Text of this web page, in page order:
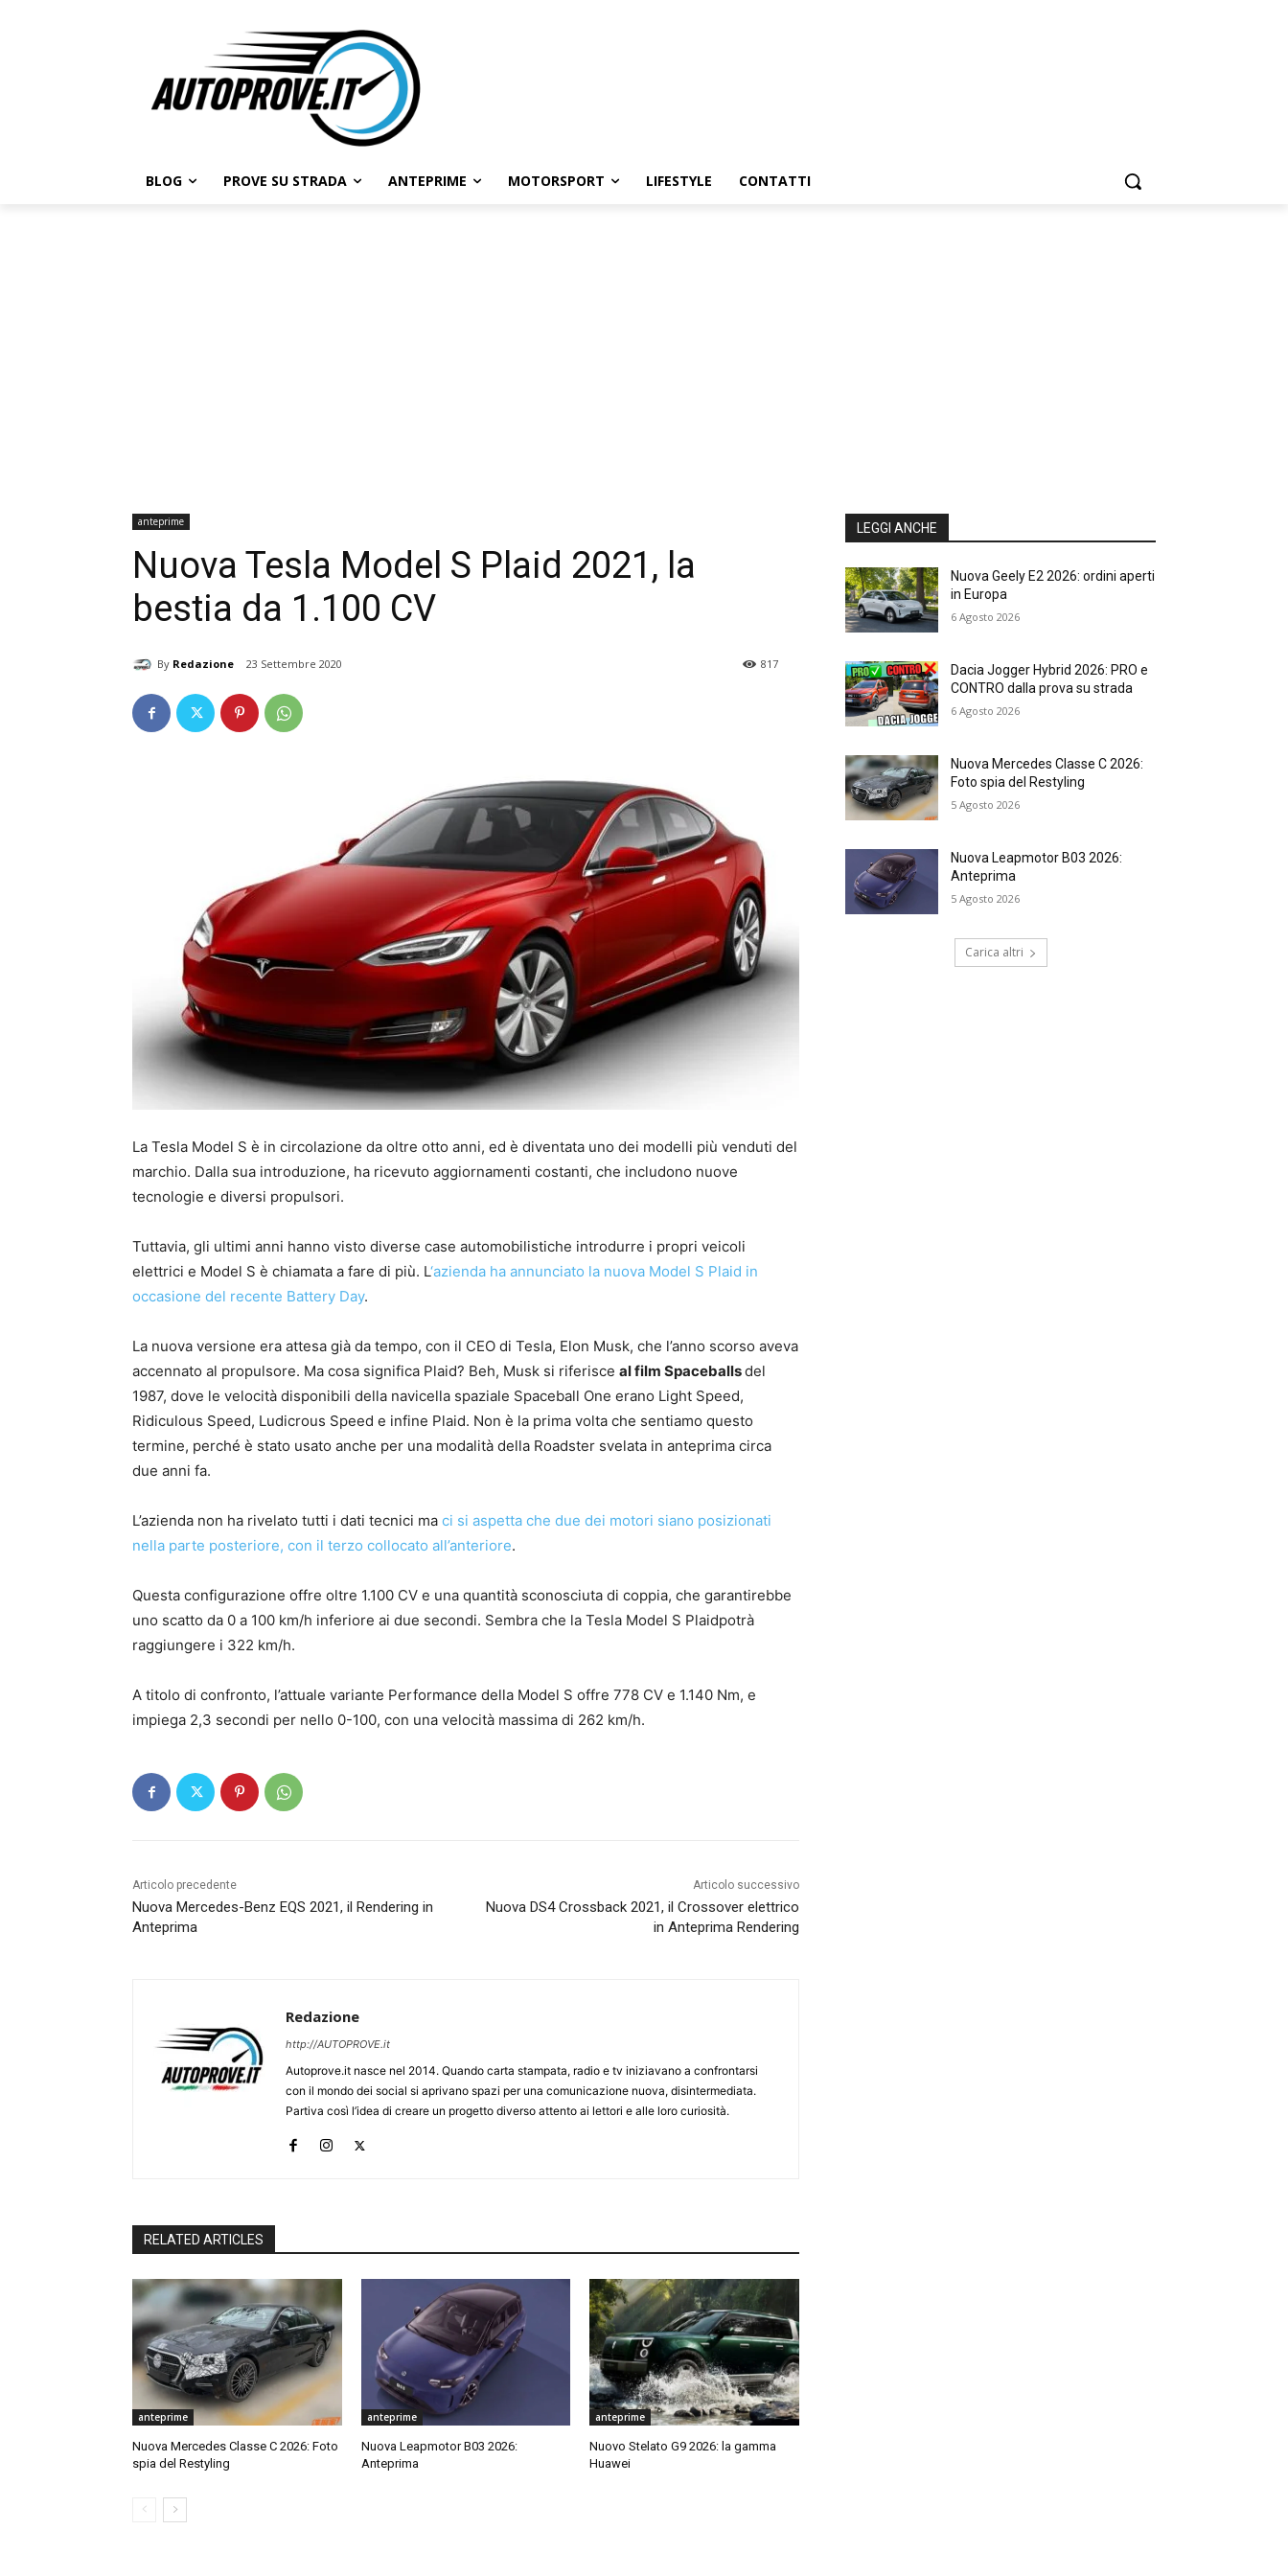
BLOG PROVE SU STRADA ANTEPRIME MOTORSPORT LIFESTYLE CONTATTI
anteprime
Nuova Tesla Model S Plaid 2021, la
bestia da 1.100 CV
By Redazione 23 Settembre 2020 817
La Tesla Model S è in circolazione da oltre otto anni, ed è diventata uno dei modelli più venduti del
marchio. Dalla sua introduzione, ha ricevuto aggiornamenti costanti, che includono nuove
tecnologie e diversi propulsori.
Tuttavia, gli ultimi anni hanno visto diverse case automobilistiche introdurre i propri veicoli
elettrici e Model S è chiamata a fare di più. L‘azienda ha annunciato la nuova Model S Plaid in
occasione del recente Battery Day.
La nuova versione era attesa già da tempo, con il CEO di Tesla, Elon Musk, che l’anno scorso aveva
accennato al propulsore. Ma cosa significa Plaid? Beh, Musk si riferisce al film Spaceballsdel
1987, dove le velocità disponibili della navicella spaziale Spaceball One erano Light Speed,
Ridiculous Speed, Ludicrous Speed e infine Plaid. Non è la prima volta che sentiamo questo
termine, perché è stato usato anche per una modalità della Roadster svelata in anteprima circa
due anni fa.
L’azienda non ha rivelato tutti i dati tecnici ma ci si aspetta che due dei motori siano posizionati
nella parte posteriore, con il terzo collocato all’anteriore.
Questa configurazione offre oltre 1.100 CV e una quantità sconosciuta di coppia, che garantirebbe
uno scatto da 0 a 100 km/h inferiore ai due secondi. Sembra che la Tesla Model S Plaidpotrà
raggiungere i 322 km/h.
A titolo di confronto, l’attuale variante Performance della Model S offre 778 CV e 1.140 Nm, e
impiega 2,3 secondi per nello 0-100, con una velocità massima di 262 km/h.
Articolo precedente
Nuova Mercedes-Benz EQS 2021, il Rendering in
Anteprima
Articolo successivo
Nuova DS4 Crossback 2021, il Crossover elettrico
in Anteprima Rendering
Redazione
http://AUTOPROVE.it
Autoprove.it nasce nel 2014. Quando carta stampata, radio e tv iniziavano a confrontarsi
con il mondo dei social si aprivano spazi per una comunicazione nuova, disintermediata.
Partiva così l’idea di creare un progetto diverso attento ai lettori e alle loro curiosità.
RELATED ARTICLES
anteprime
Nuova Mercedes Classe C 2026: Foto
spia del Restyling
anteprime
Nuova Leapmotor B03 2026:
Anteprima
anteprime
Nuovo Stelato G9 2026: la gamma
Huawei
LEGGI ANCHE
Nuova Geely E2 2026: ordini aperti
in Europa
6 Agosto 2026
Dacia Jogger Hybrid 2026: PRO e
CONTRO dalla prova su strada
6 Agosto 2026
Nuova Mercedes Classe C 2026:
Foto spia del Restyling
5 Agosto 2026
Nuova Leapmotor B03 2026:
Anteprima
5 Agosto 2026
Carica altri